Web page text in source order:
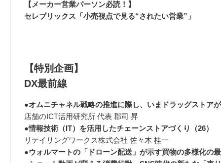
【メーカー営業パーソン必読！】
セレブリックス「小売視点で見る“されたい営業”」
【特別企画】
DX最前線
●オムニチャネル戦略の推進に際し、いまドラッグストア
店舗のICT活用研究所 代表 郡司 昇
●情報技術（IT）を活用したチェーンストアづくり（26）
リテイリングワークス株式会社 佐々木 桂一
●ウォルマートの「ドローン配送」が示す買物の多様化の